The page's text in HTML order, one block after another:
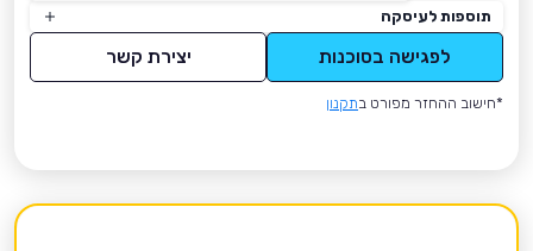
תוספות לעיסקה
לפגישה בסוכנות יצירת קשר
*חישוב ההחזר מפורט בתקנון